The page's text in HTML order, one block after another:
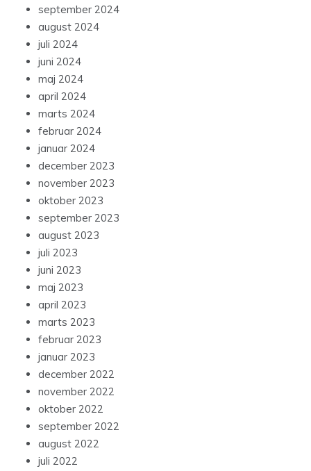
september 2024
august 2024
juli 2024
juni 2024
maj 2024
april 2024
marts 2024
februar 2024
januar 2024
december 2023
november 2023
oktober 2023
september 2023
august 2023
juli 2023
juni 2023
maj 2023
april 2023
marts 2023
februar 2023
januar 2023
december 2022
november 2022
oktober 2022
september 2022
august 2022
juli 2022